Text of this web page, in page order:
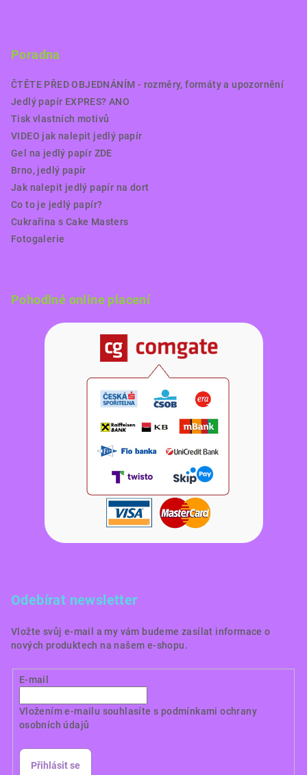
Poradna
ČTĚTE PŘED OBJEDNÁNÍM - rozměry, formáty a upozornění
Jedlý papír EXPRES? ANO
Tisk vlastních motivů
VIDEO jak nalepit jedlý papír
Gel na jedlý papír ZDE
Brno, jedlý papír
Jak nalepit jedlý papír na dort
Co to je jedlý papír?
Cukrařina s Cake Masters
Fotogalerie
Pohodlné online placení
Odebírat newsletter
Vložte svůj e-mail a my vám budeme zasílat informace o
nových produktech na našem e-shopu.
E-mail
Vložením e-mailu souhlasíte s podmínkami ochrany
osobních údajů
Přihlásit se